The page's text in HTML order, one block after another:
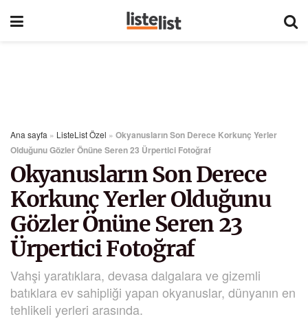
Ana sayfa » ListeList Özel » Okyanusların Son Derece Korkunç Yerler
Olduğunu Gözler Önüne Seren 23 Ürpertici Fotoğraf
Okyanusların Son Derece
Korkunç Yerler Olduğunu
Gözler Önüne Seren 23
Ürpertici Fotoğraf
Vahşi yaratıklara, devasa dalgalara ve gizemli
batıklara ev sahipliği yapan okyanuslar, dünyanın en
tehlikeli yerleri arasında.